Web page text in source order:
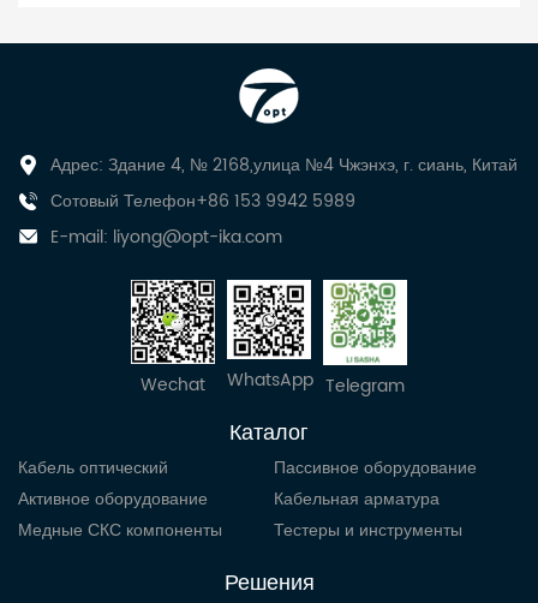
Адрес: Здание 4, № 2168,улица №4 Чжэнхэ, г. сиань, Китай
Сотовый Телефон+86 153 9942 5989
E-mail: liyong@opt-ika.com
Wechat WhatsApp Telegram
Каталог
Кабель оптический
Пассивное оборудование
Активное оборудование
Кабельная арматура
Медные СКС компоненты
Тестеры и инструменты
Решения